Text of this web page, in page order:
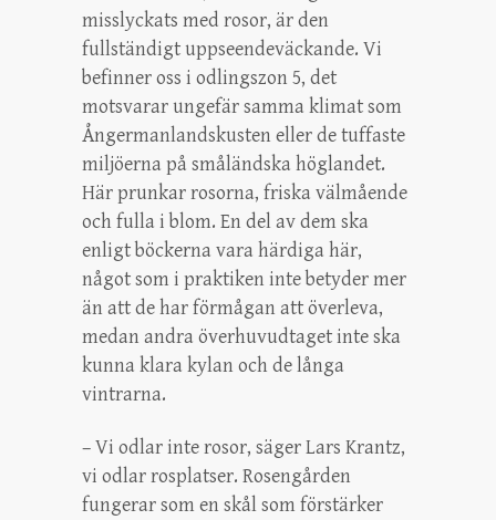
misslyckats med rosor, är den
fullständigt uppseendeväckande. Vi
befinner oss i odlingszon 5, det
motsvarar ungefär samma klimat som
Ångermanlandskusten eller de tuffaste
miljöerna på småländska höglandet.
Här prunkar rosorna, friska välmående
och fulla i blom. En del av dem ska
enligt böckerna vara härdiga här,
något som i praktiken inte betyder mer
än att de har förmågan att överleva,
medan andra överhuvudtaget inte ska
kunna klara kylan och de långa
vintrarna.
– Vi odlar inte rosor, säger Lars Krantz,
vi odlar rosplatser. Rosengården
fungerar som en skål som förstärker